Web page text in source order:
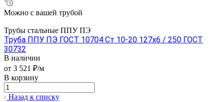
Можно с вашей трубой
Трубы стальные ППУ ПЭ
Труба ППУ ПЭ ГОСТ 10704 Ст 10-20 127x6 / 250 ГОСТ
30732
В наличии
от 3 521 ₽/м
В корзину
Назад к списку